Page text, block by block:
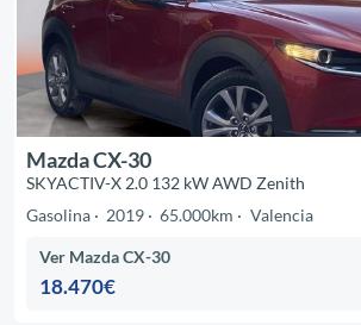
Mazda CX-30
SKYACTIV-X 2.0 132 kW AWD Zenith
Gasolina
2019 65.000km Valencia
Ver Mazda CX-30
18.470€